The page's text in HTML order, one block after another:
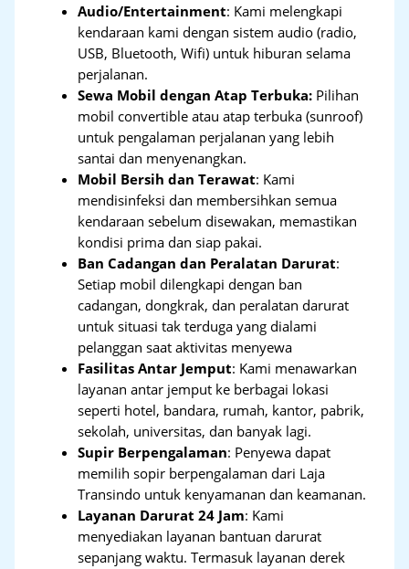
Audio/Entertainment: Kami melengkapi
kendaraan kami dengan sistem audio (radio,
USB, Bluetooth, Wifi) untuk hiburan selama
perjalanan.
Sewa Mobil dengan Atap Terbuka: Pilihan
mobil convertible atau atap terbuka (sunroof)
untuk pengalaman perjalanan yang lebih
santai dan menyenangkan.
Mobil Bersih dan Terawat: Kami
mendisinfeksi dan membersihkan semua
kendaraan sebelum disewakan, memastikan
kondisi prima dan siap pakai.
Ban Cadangan dan Peralatan Darurat:
Setiap mobil dilengkapi dengan ban
cadangan, dongkrak, dan peralatan darurat
untuk situasi tak terduga yang dialami
pelanggan saat aktivitas menyewa
Fasilitas Antar Jemput: Kami menawarkan
layanan antar jemput ke berbagai lokasi
seperti hotel, bandara, rumah, kantor, pabrik,
sekolah, universitas, dan banyak lagi.
Supir Berpengalaman: Penyewa dapat
memilih sopir berpengalaman dari Laja
Transindo untuk kenyamanan dan keamanan.
Layanan Darurat 24 Jam: Kami
menyediakan layanan bantuan darurat
sepanjang waktu. Termasuk layanan derek